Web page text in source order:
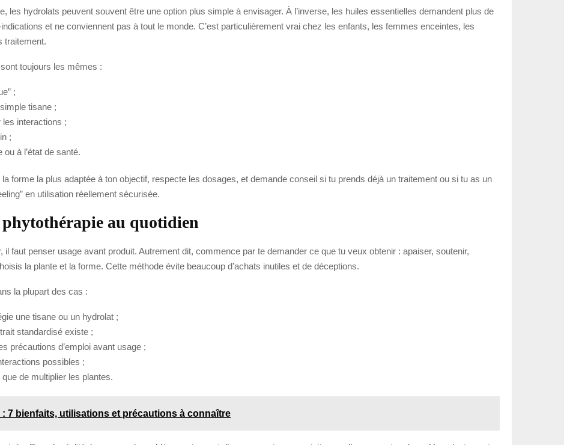
les hydrolats peuvent souvent être une option plus simple à envisager. À l’inverse, les huiles essentielles demandent plus de
et ne conviennent pas à tout le monde. C’est particulièrement vrai chez les enfants, les femmes enceintes, les
traitement.
toujours les mêmes :
;
tisane ;
interactions ;
;
à l’état de santé.
forme la plus adaptée à ton objectif, respecte les dosages, et demande conseil si tu prends déjà un traitement ou si tu as un
en utilisation réellement sécurisée.
au quotidien
faut penser usage avant produit. Autrement dit, commence par te demander ce que tu veux obtenir : apaiser, soutenir,
la plante et la forme. Cette méthode évite beaucoup d’achats inutiles et de déceptions.
la plupart des cas :
une tisane ou un hydrolat ;
standardisé existe ;
précautions d’emploi avant usage ;
possibles ;
de multiplier les plantes.
7 bienfaits, utilisations et précautions à connaître